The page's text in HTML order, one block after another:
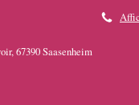
67390 Saasenheim